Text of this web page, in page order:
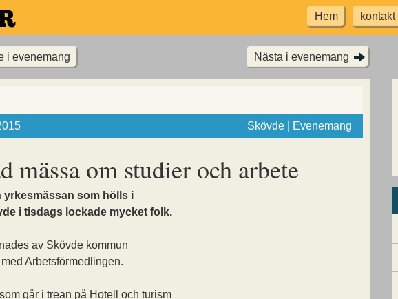
Hem kontakt
i evenemang Nästa i evenemang
Skövde | Evenemang
mässa om studier och arbete
yrkesmässan som hölls i
i tisdags lockade mycket folk.
av Skövde kommun
Arbetsförmedlingen.
går i trean på Hotell och turism